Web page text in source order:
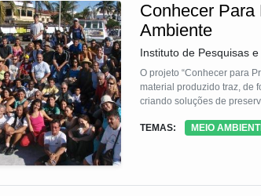
Conhecer
Ambiente
Instituto de Pesquisas
O projeto “Conhecer para
material produzido traz, de
criando soluções de
TEMAS: MEIO